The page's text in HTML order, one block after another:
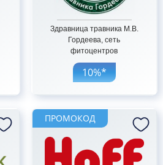
Здравница травника М.В.
Гордеева, сеть
фитоцентров
10%*
ПРОМОКОД